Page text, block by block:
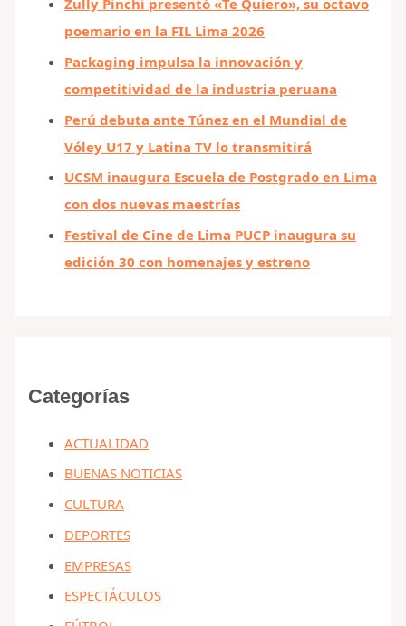
Zully Pinchi presentó «Te Quiero», su octavo
poemario en la FIL Lima 2026
Packaging impulsa la innovación y
competitividad de la industria peruana
Perú debuta ante Túnez en el Mundial de
Vóley U17 y Latina TV lo transmitirá
UCSM inaugura Escuela de Postgrado en Lima
con dos nuevas maestrías
Festival de Cine de Lima PUCP inaugura su
edición 30 con homenajes y estreno
Categorías
ACTUALIDAD
BUENAS NOTICIAS
CULTURA
DEPORTES
EMPRESAS
ESPECTÁCULOS